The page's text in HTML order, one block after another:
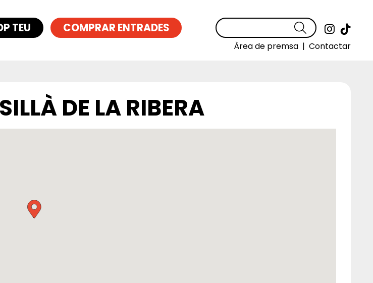
Link a
Cercar
Àrea de premsa | Contactar
TEU COMPRAR ENTRADES
DE LA RIBERA